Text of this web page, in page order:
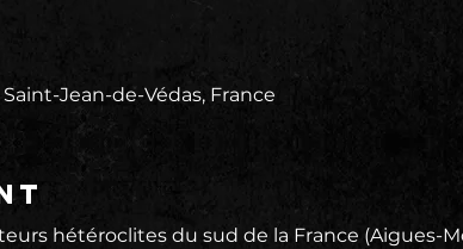
Jean-de-Védas, France
hétéroclites du sud de la France (Aigues-